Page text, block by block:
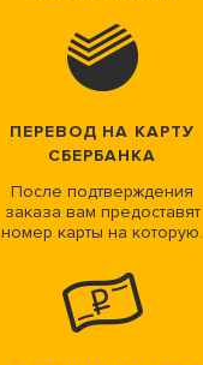
ПЕРЕВОД НА КАРТУ
СБЕРБАНКА
После подтверждения
заказа вам предоставят
номер карты на которую.